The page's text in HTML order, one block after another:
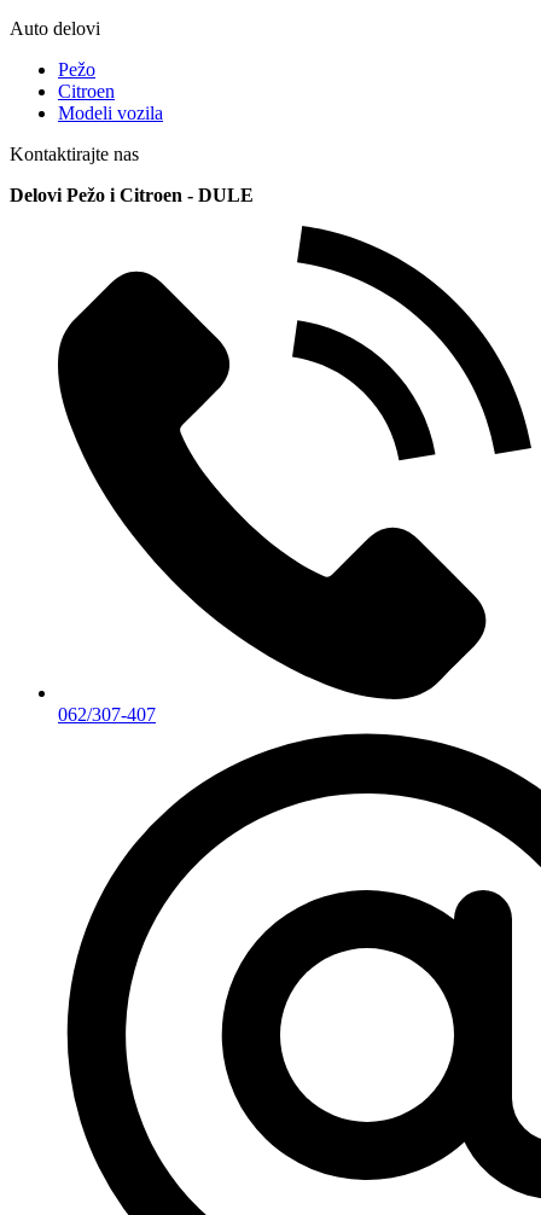
Auto delovi
Pežo
Citroen
Modeli vozila
Kontaktirajte nas
Delovi Pežo i Citroen - DULE
062/307-407